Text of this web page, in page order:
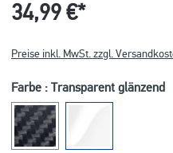
34,99 €*
Preise inkl. MwSt. zzgl.
Farbe : Transparent glänzend